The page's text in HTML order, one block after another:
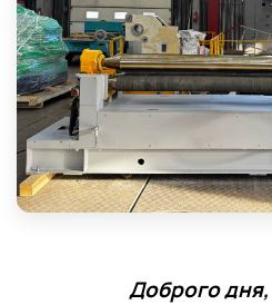
Доброго